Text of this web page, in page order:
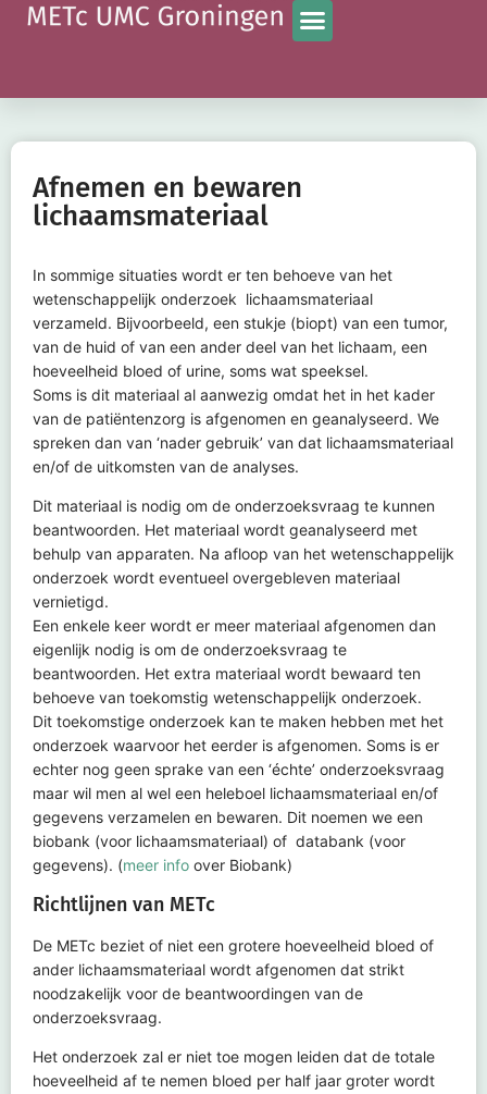
Afnemen en bewaren
lichaamsmateriaal
In sommige situaties wordt er ten behoeve van het
wetenschappelijk onderzoek lichaamsmateriaal
verzameld. Bijvoorbeeld, een stukje (biopt) van een tumor,
van de huid of van een ander deel van het lichaam, een
hoeveelheid bloed of urine, soms wat speeksel.
Soms is dit materiaal al aanwezig omdat het in het kader
van de patiëntenzorg is afgenomen en geanalyseerd. We
spreken dan van ‘nader gebruik’ van dat lichaamsmateriaal
en/of de uitkomsten van de analyses.
Dit materiaal is nodig om de onderzoeksvraag te kunnen
beantwoorden. Het materiaal wordt geanalyseerd met
behulp van apparaten. Na afloop van het wetenschappelijk
onderzoek wordt eventueel overgebleven materiaal
vernietigd.
Een enkele keer wordt er meer materiaal afgenomen dan
eigenlijk nodig is om de onderzoeksvraag te
beantwoorden. Het extra materiaal wordt bewaard ten
behoeve van toekomstig wetenschappelijk onderzoek.
Dit toekomstige onderzoek kan te maken hebben met het
onderzoek waarvoor het eerder is afgenomen. Soms is er
echter nog geen sprake van een ‘échte’ onderzoeksvraag
maar wil men al wel een heleboel lichaamsmateriaal en/of
gegevens verzamelen en bewaren. Dit noemen we een
biobank (voor lichaamsmateriaal) of databank (voor
gegevens). (meer info over Biobank)
Richtlijnen van METc
De METc beziet of niet een grotere hoeveelheid bloed of
ander lichaamsmateriaal wordt afgenomen dat strikt
noodzakelijk voor de beantwoordingen van de
onderzoeksvraag.
Het onderzoek zal er niet toe mogen leiden dat de totale
hoeveelheid af te nemen bloed per half jaar groter wordt